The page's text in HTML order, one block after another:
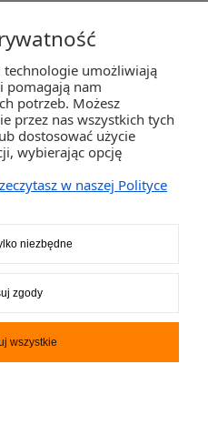
Radzionków, śląskie NIP: 645-241-94-
umożliwiają
pomagają nam
potrzeb. Możesz
przez nas wszystkich tych
dostosować użycie
wybierając opcję
w naszej Polityce
niezbędne
zgody
wszystkie